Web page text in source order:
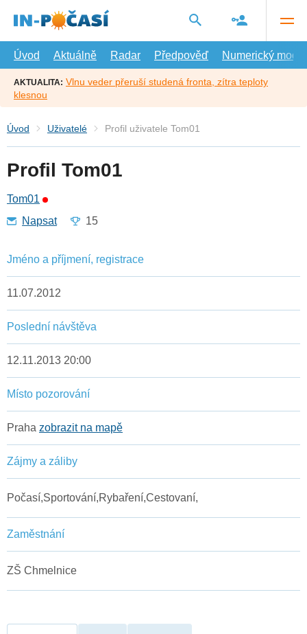
hlavní
Úvod
Aktuálně Radar Předpověď Numerický model
AKTUALITA: Vlnu veder přeruší studená fronta, zítra teploty
klesnou
Úvod Uživatelé Profil uživatele Tom01
Profil Tom01
Tom01
Napsat
15
Jméno a příjmení, registrace
11.07.2012
Poslední návštěva
12.11.2013 20:00
Místo pozorování
Praha zobrazit na mapě
Zájmy a záliby
Počasí,Sportování,Rybaření,Cestovaní,
Zaměstnání
ZŠ Chmelnice